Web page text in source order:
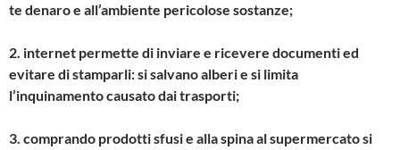
te denaro e all’ambiente pericolose sostanze;
2. internet permette di inviare e ricevere documenti ed
evitare di stamparli: si salvano alberi e si limita
l’inquinamento causato dai trasporti;
3. comprando prodotti sfusi e alla spina al supermercato si